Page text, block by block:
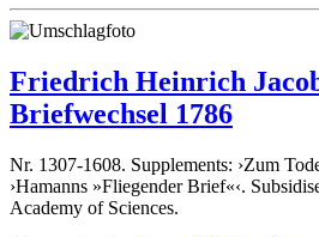
Friedrich Heinrich
Briefwechsel 1786
Nr. 1307-1608. Supplements: ›Zum
›Hamanns »Fliegender Brief«‹.
Academy of Sciences.